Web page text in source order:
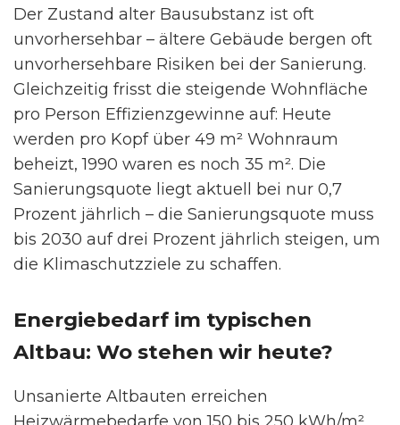
Der Zustand alter Bausubstanz ist oft
unvorhersehbar – ältere Gebäude bergen oft
unvorhersehbare Risiken bei der Sanierung.
Gleichzeitig frisst die steigende Wohnfläche
pro Person Effizienzgewinne auf: Heute
werden pro Kopf über 49 m² Wohnraum
beheizt, 1990 waren es noch 35 m². Die
Sanierungsquote liegt aktuell bei nur 0,7
Prozent jährlich – die Sanierungsquote muss
bis 2030 auf drei Prozent jährlich steigen, um
die Klimaschutzziele zu schaffen.
Energiebedarf im typischen
Altbau: Wo stehen wir heute?
Unsanierte Altbauten erreichen